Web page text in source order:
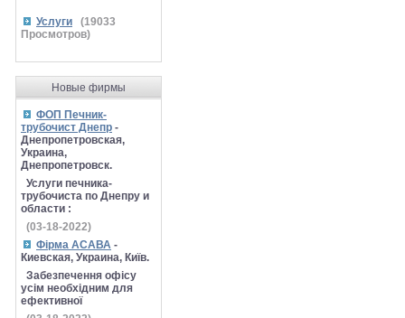
Услуги (19033
Просмотров)
Новые фирмы
ФОП Печник-
трубочист Днепр -
Днепропетровская,
Украина,
Днепропетровск.
Услуги печника-
трубочиста по Днепру и
области :
(03-18-2022)
Фірма АСАВА -
Киевская, Украина, Київ.
Забезпечення офісу
усім необхідним для
ефективної